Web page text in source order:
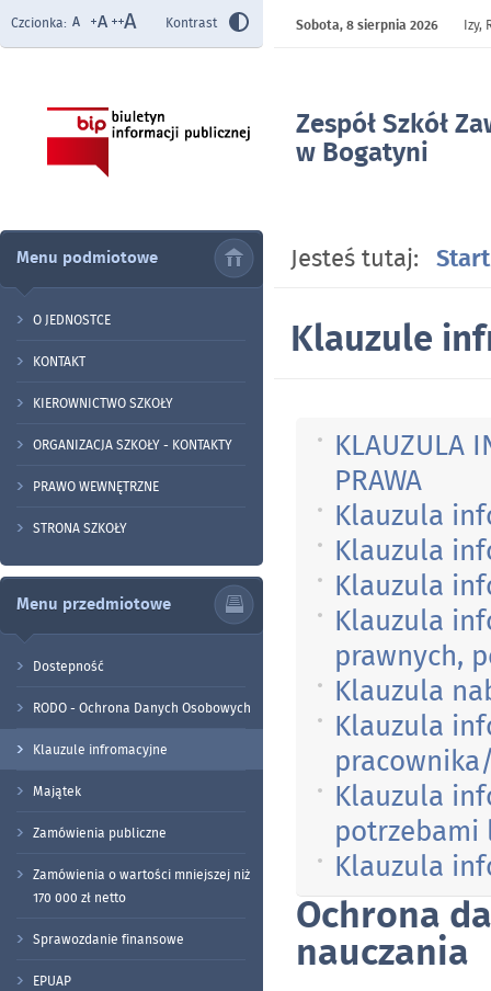
Zespół Szkół
w Bogatyni
Czcionka: Kontrast Sobota,8 sierpnia 2026 Izy,
Menu podmiotowe
O JEDNOSTCE
KONTAKT
KIEROWNICTWO SZKOŁY
ORGANIZACJA SZKOŁY - KONTAKTY
PRAWO WEWNĘTRZNE
STRONA SZKOŁY
Menu przedmiotowe
Dostepność
RODO - Ochrona Danych Osobowych
Klauzule infromacyjne
Majątek
Zamówienia publiczne
Zamówienia o wartości mniejszej niż
170 000 zł netto
Sprawozdanie finansowe
EPUAP
Jesteś tutaj: Start
Klauzule
KLAUZULA
PRAWA
Klauzula
Klauzula
Klauzula
Klauzula
prawnych,
Klauzula
Klauzula
Klauzula
Klauzula
Ochrona
nauczania